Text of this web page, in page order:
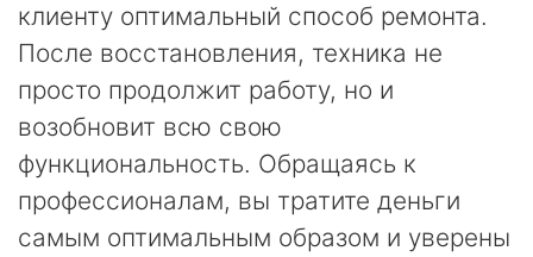
клиенту оптимальный способ ремонта.
После восстановления, техника не
просто продолжит работу, но и
возобновит всю свою
функциональность. Обращаясь к
профессионалам, вы тратите деньги
самым оптимальным образом и уверены